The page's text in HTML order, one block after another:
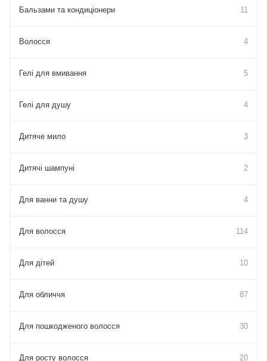
Бальзами та кондиціонери 11
Волосся 4
Гелі для вмивання 5
Гелі для душу 4
Дитяче мило 3
Дитячі шампуні 2
Для ванни та душу 4
Для волосся 114
Для дітей 10
Для обличчя 87
Для пошкодженого волосся 30
Для росту волосся 20